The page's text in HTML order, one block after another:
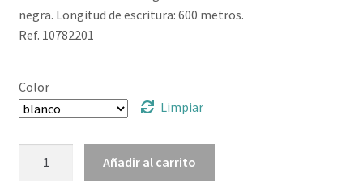
negra. Longitud de escritura: 600 metros.
Ref. 10782201
Color
Limpiar
Añadir al carrito